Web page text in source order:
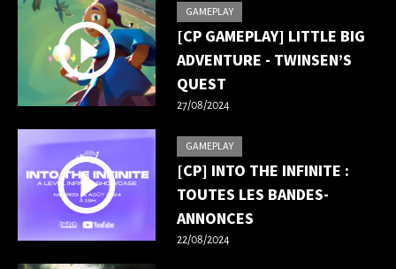
GAMEPLAY
[CP GAMEPLAY] LITTLE BIG
ADVENTURE - TWINSEN’S
QUEST
27/08/2024
GAMEPLAY
[CP] INTO THE INFINITE :
TOUTES LES BANDES-
ANNONCES
22/08/2024